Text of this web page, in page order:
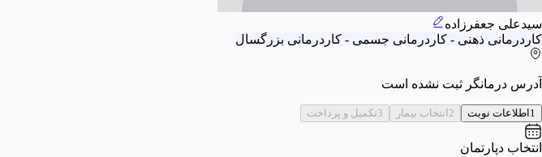
سیدعلی جعفرزاده
کاردرمانی ذهنی - کاردرمانی جسمی - کاردرمانی بزرگسال
آدرس درمانگر ثبت نشده است
1 اطلاعات نوبت 2 انتخاب بیمار 3تکمیل و پرداخت
انتخاب دپارتمان